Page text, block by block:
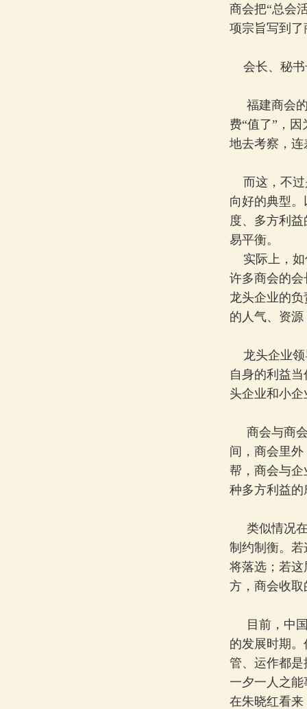
商会把“总会
项宗旨写到
会长、秘书
福建商会的
费“值了”，
地去考察，
而这，不过
向好的典型
度、多方利
易平衡。
实际上，如
许多商会的
龙头企业的
的人气、资
龙头企业领
自身的利益
头企业和小
商会与商会
间，商会里
帮，商会与
种多方利益
类似情况在
制约制衡。若
将落选；若
方，商会收
目前，中国
的发展时期
管、运作都
一夕一人之
在朱晓红看